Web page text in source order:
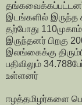
தங்கவைக்கப்பட்டனர்
இடங்களில் இருந்த
தற்போது
இருந்தனர் பிறகு
இலங்கைக்கு
பதிவிலும்
உள்ளனர்
ஈழத்தமிழர்களை